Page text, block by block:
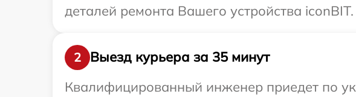
деталей ремонта Вашего устройства iconBIT.
2
Выезд курьера за 35 минут
Квалифицированный инженер приедет по